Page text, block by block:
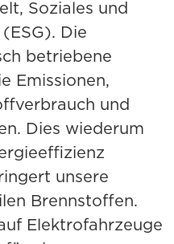
Soziales und
Die
betriebene
Emissionen,
und
Dies wiederum
unsere
Brennstoffen.
Elektrofahrzeuge